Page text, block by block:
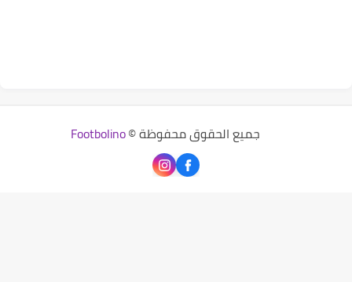
جميع الحقوق محفوظة ©Footbolino